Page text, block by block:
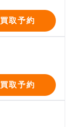
買取予約
買取予約